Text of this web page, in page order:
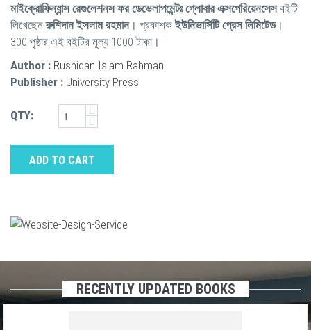
মাইক্রোফিন্যান্স রেগুলেশনস ফর ডেভেলাপমেন্টঃ গ্লোবার এক্সপেরিয়েনসেসবইটি
লিখেছেনরুশিদান ইসলাম রহমান। প্রকাশকইউনিভার্সিটি প্রেস লিমিটেড।
300 পৃষ্ঠার এই বইটির মূল্য 1000 টাকা।
Author : Rushidan Islam Rahman
Publisher : University Press
QTY:
ADD TO CART
RECENTLY UPDATED BOOKS